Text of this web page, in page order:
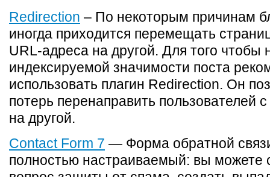
Redirection – По некоторым причинам
иногда приходится перемещать
URL-адреса на другой. Для того чтобы
индексируемой значимости поста
использовать плагин Redirection. Он
потерь перенаправить пользователей
на другой.
Contact Form 7 — Форма обратной
полностью настраиваемый: вы можете